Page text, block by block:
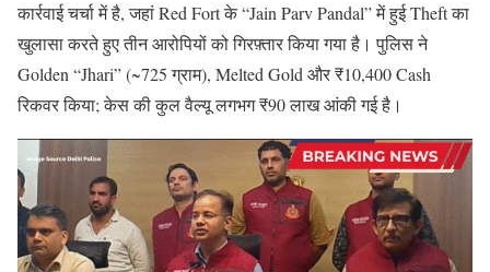
कार्रवाई चर्चा में है, जहां Red Fort के “Jain Parv Pandal” में हुई Theft का
खुलासा करते हुए तीन आरोपियों को गिरफ़्तार किया गया है। पुलिस ने
Golden “Jhari” (~725 ग्राम), Melted Gold और ₹10,400 Cash
रिकवर किया; केस की कुल वैल्यू लगभग ₹90 लाख आंकी गई है।